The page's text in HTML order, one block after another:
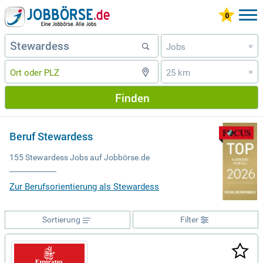
Jobs »
25 km »
Finden
Beruf Stewardess
155 Stewardess Jobs auf Jobbörse.de
Zur Berufsorientierung als Stewardess
Filter
Sortierung